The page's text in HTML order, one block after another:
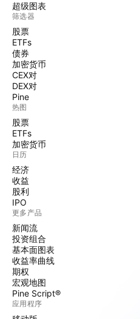
超级图表
筛选器
股票
ETFs
债券
加密货币
CEX对
DEX对
Pine
热图
股票
ETFs
加密货币
日历
经济
收益
股利
IPO
更多产品
新闻流
投资组合
基本面图表
收益率曲线
期权
宏观地图
Pine Script®
应用程序